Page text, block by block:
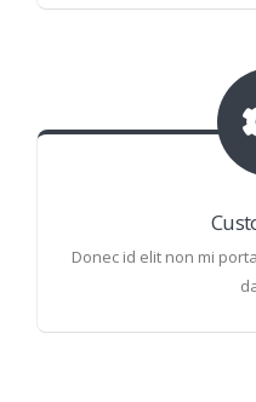
Donec id elit non mi